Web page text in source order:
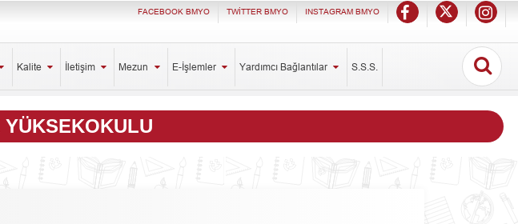
FACEBOOK BMYO TWİTTER BMYO INSTAGRAM BMYO
Kalite İletişim Mezun E-İşlemler Yardımcı Bağlantılar S.S.S.